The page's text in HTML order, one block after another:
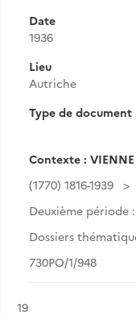
Date
1936
Lieu
Autriche
Type de document
Contexte :
(1770) 1816-1939
Deuxième période :
Dossiers
730PO/1/948
Résultat n°
19